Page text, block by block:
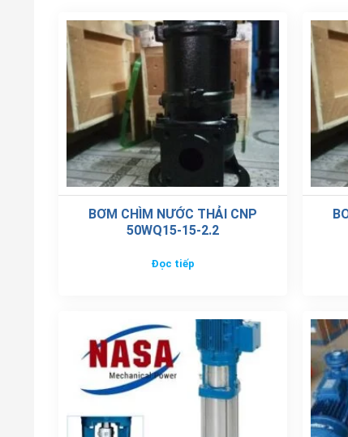
BƠM CHÌM NƯỚC THẢI CNP
50WQ15-15-2.2
Đọc tiếp